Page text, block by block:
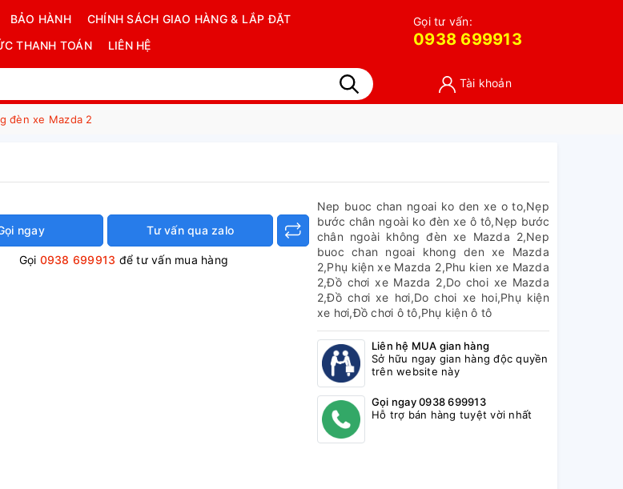
BẢO HÀNH
CHÍNH SÁCH GIAO HÀNG & LẮP ĐẶT
THANH TOÁN LIÊN HỆ
Gọi tư vấn:
0938 699913
Tài khoản
đèn xe Mazda 2
ngay Tư vấn qua zalo
Gọi 0938 699913 để tư vấn mua hàng
Nep buoc chan ngoai ko den xe o to,Nẹp
bước chân ngoài ko đèn xe ô tô,Nẹp bước
chân ngoài không đèn xe Mazda 2,Nep
buoc chan ngoai khong den xe Mazda
2,Phụ kiện xe Mazda 2,Phu kien xe Mazda
2,Đồ chơi xe Mazda 2,Do choi xe Mazda
2,Đồ chơi xe hơi,Do choi xe hoi,Phụ kiện
xe hơi,Đồ chơi ô tô,Phụ kiện ô tô
Liên hệ MUA gian hàng
Sở hữu ngay gian hàng độc quyền
trên website này
Gọi ngay 0938 699913
Hỗ trợ bán hàng tuyệt vời nhất